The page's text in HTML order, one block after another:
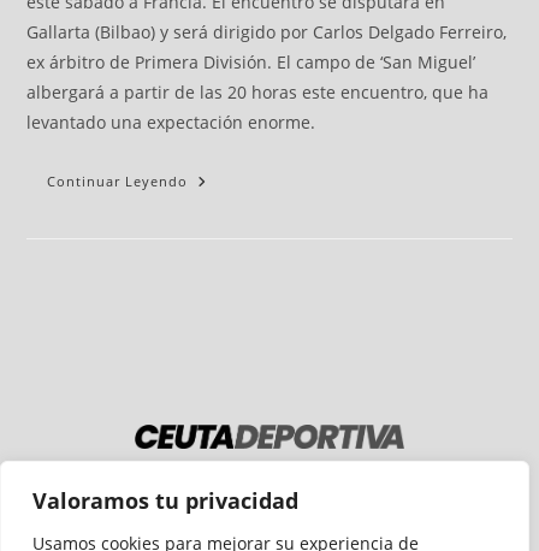
Valoramos tu privacidad
Usamos cookies para mejorar su experiencia de
Gallarta (Bilbao) y será dirigido por Carlos Delgado Ferreiro,
ex árbitro de Primera División. El campo de ‘San Miguel’
albergará a partir de las 20 horas este encuentro, que ha
levantado una expectación enorme.
Continuar Leyendo